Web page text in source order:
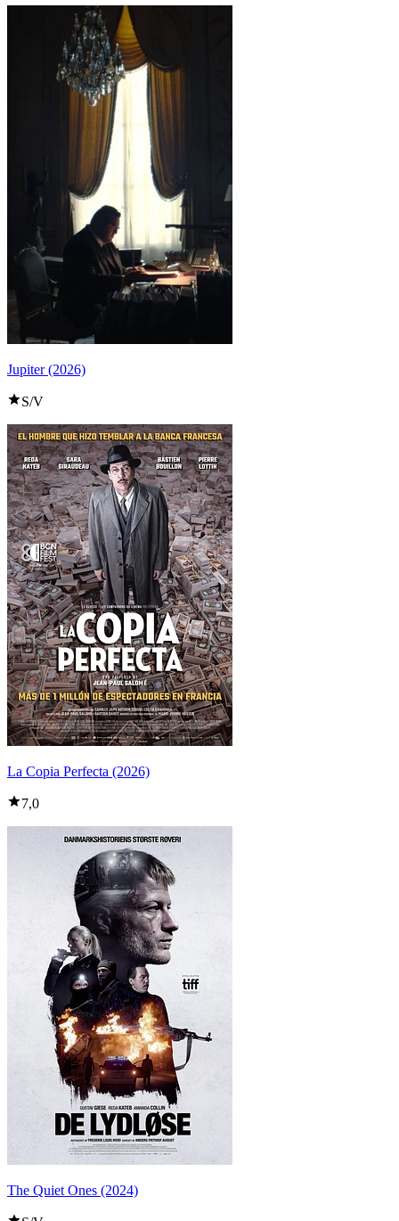
Jupiter (2026)
S/V
La Copia Perfecta (2026)
7,0
The Quiet Ones (2024)